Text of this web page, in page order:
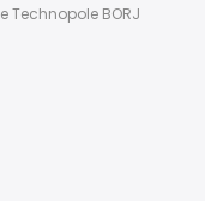
Technopole BORJ